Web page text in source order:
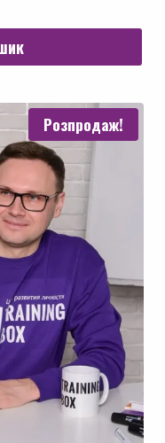
11
000.00 грн.
Розпродаж!